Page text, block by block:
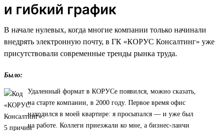
и гибкий график
В начале нулевых, когда многие компании только начинали
внедрять электронную почту, в ГК «КОРУС Консалтинг» уже
присутствовали современные тренды рынка труда.
Было:
Удаленный формат в КОРУСе появился, можно сказать,
на старте компании, в 2000 году. Первое время офис
находился в моей квартире: я просыпался — и уже был
на работе. Коллеги приезжали ко мне, а бизнес-ланчи